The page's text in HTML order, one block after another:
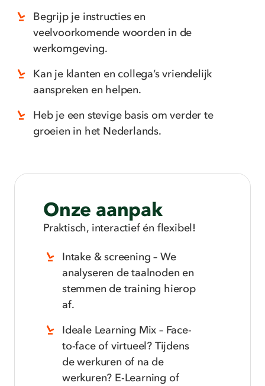
Begrijp je instructies en
veelvoorkomende woorden in de
werkomgeving.
Kan je klanten en collega’s vriendelijk
aanspreken en helpen.
Heb je een stevige basis om verder te
groeien in het Nederlands.
Onze aanpak
Praktisch, interactief én flexibel!
Intake & screening – We
analyseren de taalnoden en
stemmen de training hierop
af.
Ideale Learning Mix – Face-
to-face of virtueel? Tijdens
de werkuren of na de
werkuren? E-Learning of